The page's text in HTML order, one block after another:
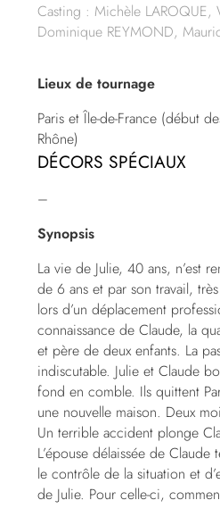
Casting : Michèle LAROQUE,
Dominique REYMOND,
Lieux de tournage
Paris et Île-de-France (début
Rhône)
DÉCORS SPÉCIAUX
–
Synopsis
La vie de Julie, 40 ans, n’est
de 6 ans et par son travail,
lors d’un déplacement
connaissance de Claude, la
et père de deux enfants. La
indiscutable. Julie et Claude
fond en comble. Ils quittent
une nouvelle maison. Deux
Un terrible accident plonge
L’épouse délaissée de
le contrôle de la situation et
de Julie. Pour celle-ci,